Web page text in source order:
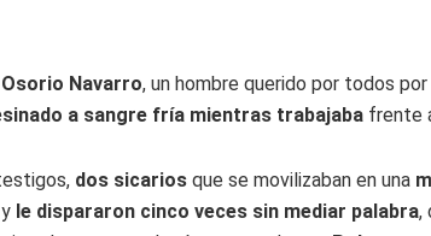
Navarro, un hombre querido por todos
a sangre fría mientras trabajaba frente
dos sicarios que se movilizaban en una
le dispararon cinco veces sin mediar palabra,